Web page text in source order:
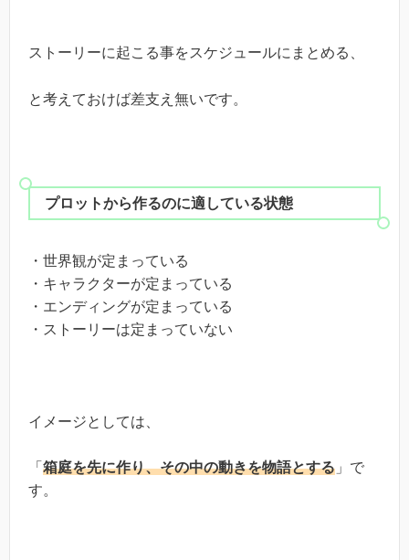
ストーリーに起こる事をスケジュールにまとめる、
と考えておけば差支え無いです。
プロットから作るのに適している状態
・世界観が定まっている
・キャラクターが定まっている
・エンディングが定まっている
・ストーリーは定まっていない
イメージとしては、
「 箱庭を先に作り、その中の動きを物語とする 」で
す。